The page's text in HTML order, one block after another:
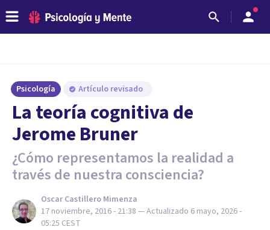
Psicología Artículo revisado
La teoría cognitiva de
Jerome Bruner
¿Cómo representamos la realidad a
través de nuestra consciencia?
Oscar Castillero Mimenza
17 noviembre, 2016 - 21:38 — Actualizado 6 mayo, 2026 -
05:25 CEST